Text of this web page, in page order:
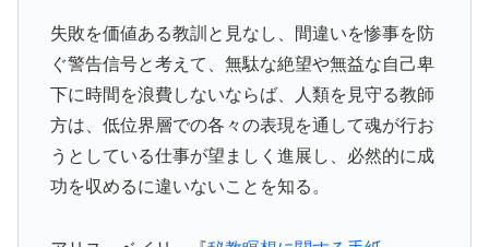
失敗を価値ある教訓と見なし、間違いを惨事を防
ぐ警告信号と考えて、無駄な絶望や無益な自己卑
下に時間を浪費しないならば、人類を見守る教師
方は、低位界層での各々の表現を通して魂が行お
うとしている仕事が望ましく進展し、必然的に成
功を収めるに違いないことを知る。